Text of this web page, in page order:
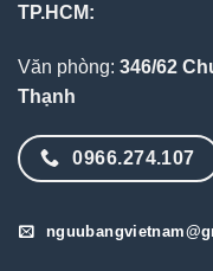
TP.HCM:
Văn phòng: 346/62
Thạnh
0966.274.107